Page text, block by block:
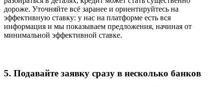
дороже. Уточняйте всё заранее и ориентируйтесь на
эффективную ставку: у нас на платформе есть вся
информация и мы показываем предложения, начиная от
минимальной эффективной ставке.
5. Подавайте заявку сразу в несколько банков